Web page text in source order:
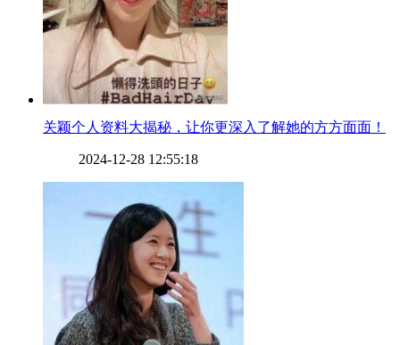
​关颖个人资料大揭秘，让你更深入了解她的方方面面！
2024-12-28 12:55:18